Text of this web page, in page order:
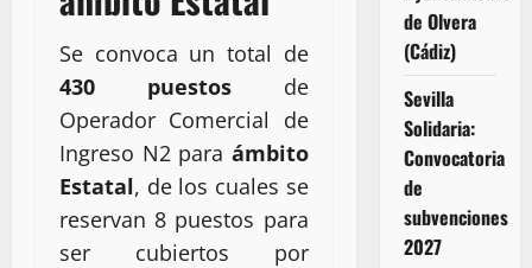
Se convoca un total de
430 puestos de
Operador Comercial de
Ingreso N2 para ámbito
Estatal, de los cuales se
reservan 8 puestos para
ser cubiertos por
de Olvera
(Cádiz)
Sevilla
Solidaria:
Convocatoria
de
subvenciones
2027